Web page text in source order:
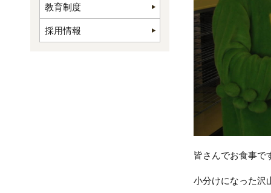
皆さんでお食事
小分けになった沢
教育制度
採用情報